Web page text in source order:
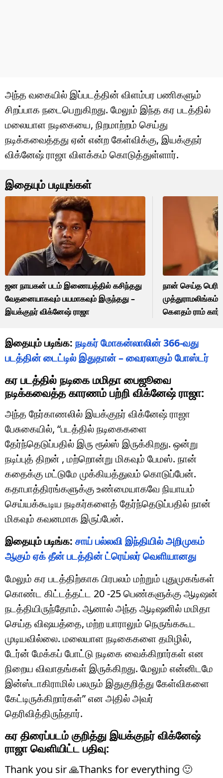
அந்த வகையில் இப்படத்தின் விளம்பர பணிகளும்
சிறப்பாக நடைபெறுகிறது. மேலும் இந்த கர படத்தில்
மலையாள நடிகையை, நிறமாற்றம் செய்து
நடிக்கவைத்தது ஏன் என்ற கேள்விக்கு, இயக்குநர்
விக்னேஷ் ராஜா விளக்கம் கொடுத்துள்ளார்.
இதையும் படியுங்கள்
ஜன நாயகன் படம் இணையத்தில் கசிந்தது
வேதனையாகவும் பயமாகவும் இருந்தது –
இயக்குநர் விக்னேஷ் ராஜா
நான் செய்த
கௌதம் ராம்
இதையும் படிங்க: நடிகர் மோகன்லாலின் 366-வது
படத்தின் டைட்டில் இதுதான் – வைரலாகும் போஸ்டர்
கர படத்தில் நடிகை மமிதா பைஜூவை
நடிக்கவைத்த காரணம் பற்றி விக்னேஷ் ராஜா:
அந்த நேர்காணலில் இயக்குநர் விக்னேஷ் ராஜா
பேசுகையில், “படத்தில் நடிகைகளை
தேர்ந்தெடுப்பதில் இரு ரூல்ஸ் இருக்கிறது. ஒன்று
நடிப்புத் திறன் , மற்றொன்று மிகவும் பேமஸ். நான்
கதைக்கு மட்டுமே முக்கியத்துவம் கொடுப்பேன்.
கதாபாத்திரங்களுக்கு உண்மையாகவே நியாயம்
செய்யக்கூடிய நடிகர்களைத் தேர்ந்தெடுப்பதில் நான்
மிகவும் கவனமாக இருப்பேன்.
இதையும் படிங்க: சாய் பல்லவி இந்தியில் அறிமுகம்
ஆகும் ஏக் தீன் படத்தின் ட்ரெய்லர் வெளியானது
மேலும் கர படத்திற்காக பிரபலம் மற்றும் புதுமுகங்கள்
கொண்ட கிட்டத்தட்ட 20 -25 பெண்களுக்கு ஆடிஷன்
நடத்தியிருந்தோம். ஆனால் அந்த ஆடிஷனில் மமிதா
செய்த விஷயத்தை, மற்ற யாராலும் நெருங்ககூட
முடியவில்லை. மலையாள நடிகைகளை தமிழில்,
டேர்ன் மேக்கப் போட்டு நடிகை வைக்கிறார்கள் என
நிறைய விவாதங்கள் இருக்கிறது. மேலும் என்னிடமே
இன்ஸ்டாகிராமில் பலரும் இதுகுறித்து கேள்விகளை
கேட்டிருக்கிறார்கள்” என அதில் அவர்
தெரிவித்திருந்தார்.
கர திரைப்படம் குறித்து இயக்குநர் விக்னேஷ்
ராஜா வெளியிட்ட பதிவு:
Thank you sir 🙏Thanks for everything 🙂